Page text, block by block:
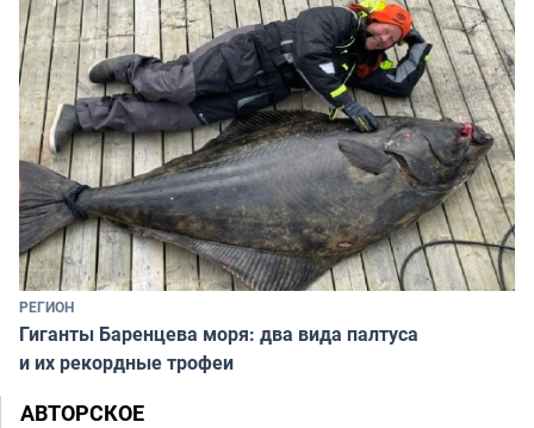
РЕГИОН
Гиганты Баренцева моря: два вида палтуса
и их рекордные трофеи
АВТОРСКОЕ